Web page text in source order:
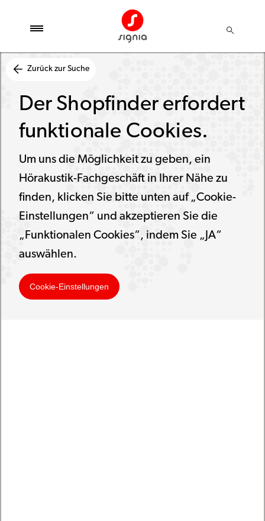
Zurück zur Suche
Der Shopfinder erfordert
funktionale Cookies.
Um uns die Möglichkeit zu geben, ein
Hörakustik-Fachgeschäft in Ihrer Nähe zu
finden, klicken Sie bitte unten auf „Cookie-
Einstellungen“ und akzeptieren Sie die
„Funktionalen Cookies“, indem Sie „JA“
auswählen.
Cookie-Einstellungen